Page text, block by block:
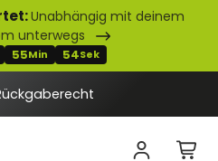
Unabhängig mit deinem
unterwegs
55Min 53Sek